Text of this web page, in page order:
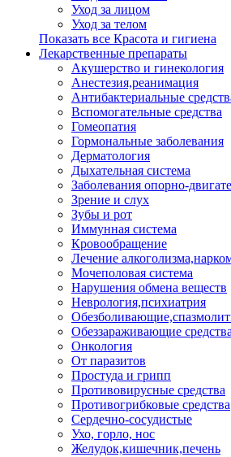
Уход за лицом
Уход за телом
Показать все Красота и гигиена
Лекарственные препараты
Акушерство и гинекология
Анестезия,реанимация
Антибактериальные
Вспомогательные средства
Гомеопатия
Гормональные заболевания
Дерматология
Дыхательная система
Заболевания опорно-
Зрение и слух
Зубы и рот
Иммунная система
Кровообращение
Лечение
Мочеполовая система
Нарушения обмена веществ
Неврология,психиатрия
Обеззараживающие средства
Онкология
От паразитов
Простуда и грипп
Противовирусные средства
Противогрибковые средства
Сердечно-сосудистые
Ухо, горло, нос
Желудок,кишечник,печень